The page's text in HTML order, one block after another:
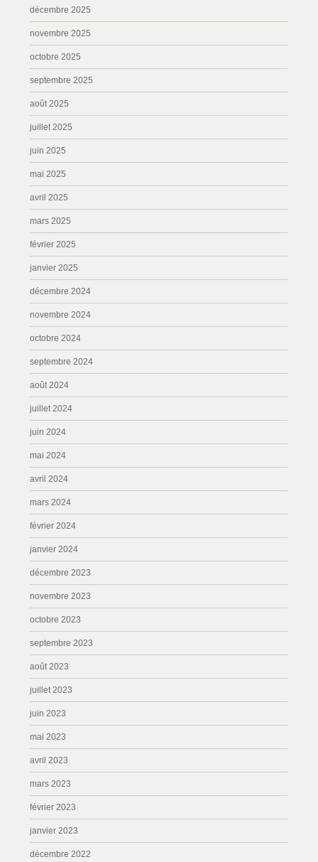
décembre 2025
novembre 2025
octobre 2025
septembre 2025
août 2025
juillet 2025
juin 2025
mai 2025
avril 2025
mars 2025
février 2025
janvier 2025
décembre 2024
novembre 2024
octobre 2024
septembre 2024
août 2024
juillet 2024
juin 2024
mai 2024
avril 2024
mars 2024
février 2024
janvier 2024
décembre 2023
novembre 2023
octobre 2023
septembre 2023
août 2023
juillet 2023
juin 2023
mai 2023
avril 2023
mars 2023
février 2023
janvier 2023
décembre 2022